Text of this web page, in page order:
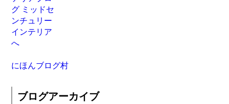
にほんブログ村
ブログアーカイブ